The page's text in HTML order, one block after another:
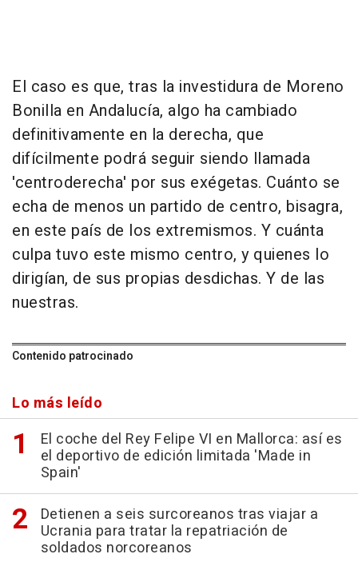
El caso es que, tras la investidura de Moreno
Bonilla en Andalucía, algo ha cambiado
definitivamente en la derecha, que
difícilmente podrá seguir siendo llamada
'centroderecha' por sus exégetas. Cuánto se
echa de menos un partido de centro, bisagra,
en este país de los extremismos. Y cuánta
culpa tuvo este mismo centro, y quienes lo
dirigían, de sus propias desdichas. Y de las
nuestras.
Contenido patrocinado
Lo más leído
El coche del Rey Felipe VI en Mallorca: así es
el deportivo de edición limitada 'Made in
Spain'
Detienen a seis surcoreanos tras viajar a
Ucrania para tratar la repatriación de
soldados norcoreanos